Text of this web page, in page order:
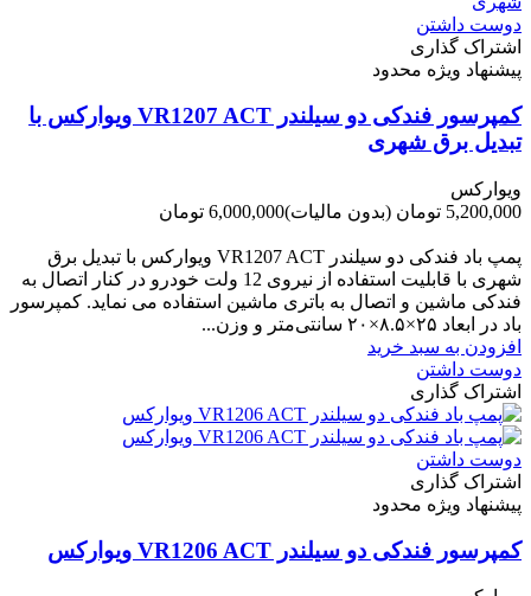
دوست داشتن
اشتراک گذاری
پیشنهاد ویژه محدود
کمپرسور فندکی دو سیلندر VR1207 ACT ویوارکس با
تبدیل برق شهری
ویوارکس
5,200,000 تومان
(بدون مالیات)6,000,000 تومان
پمپ باد فندکی دو سیلندر VR1207 ACT ویوارکس با تبدیل برق
شهری با قابلیت استفاده از نیروی 12 ولت خودرو در کنار اتصال به
فندکی ماشین و اتصال به باتری ماشین استفاده می نماید. کمپرسور
باد در ابعاد ۲۵×۸.۵×۲۰ سانتی‌متر و وزن...
افزودن به سبد خرید
دوست داشتن
اشتراک گذاری
دوست داشتن
اشتراک گذاری
پیشنهاد ویژه محدود
کمپرسور فندکی دو سیلندر VR1206 ACT ویوارکس